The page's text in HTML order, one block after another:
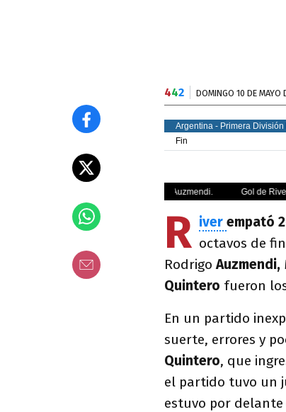
442 DOMINGO 10 DE MAYO
R iver empató
octavos de
RodrigoAuzmendi,
Quintero fueron
En un partido
suerte, errores y
Quintero, que
el partido tuvo un
estuvo por